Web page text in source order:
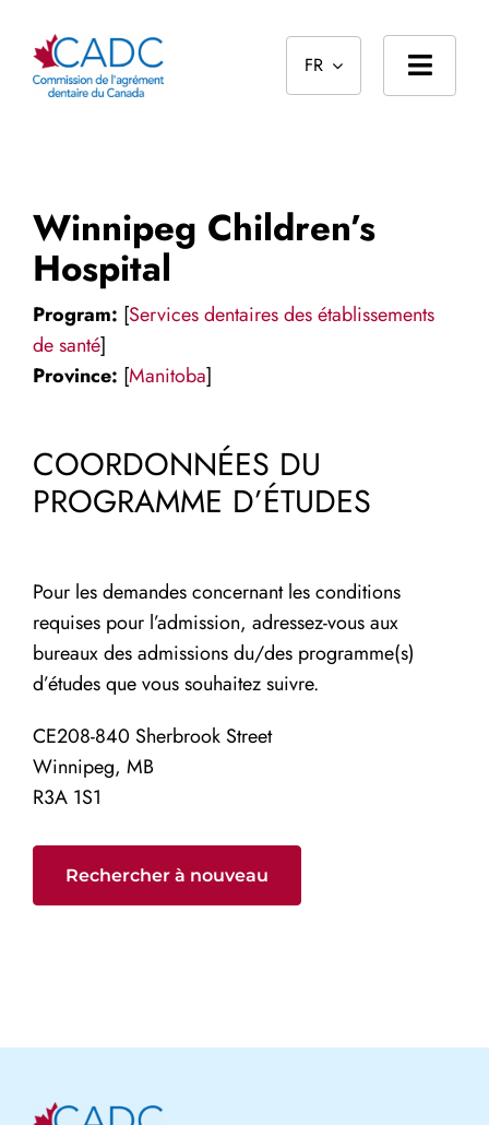
content
Normes
Reconnaissances des diplômes étrangers
FR
Winnipeg Children’s
Hospital
Program: [Services dentaires des établissements
de santé]
Province: [Manitoba]
COORDONNÉES DU
PROGRAMME D’ÉTUDES
Pour les demandes concernant les conditions
requises pour l’admission, adressez-vous aux
bureaux des admissions du/des programme(s)
d’études que vous souhaitez suivre.
CE208-840 Sherbrook Street
Winnipeg, MB
R3A 1S1
Rechercher à nouveau